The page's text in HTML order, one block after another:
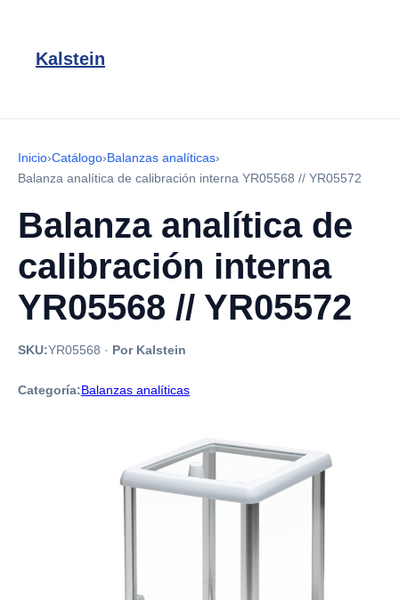
Kalstein
Inicio›Catálogo›Balanzas analíticas›
Balanza analítica de calibración interna YR05568 // YR05572
Balanza analítica de
calibración interna
YR05568 // YR05572
SKU:YR05568 · Por Kalstein
Categoría:Balanzas analíticas